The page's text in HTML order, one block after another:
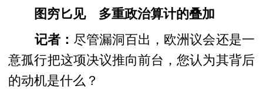
图穷匕见 多重政治算计的叠加
记者： 尽管漏洞百出，欧洲议会还是一
意孤行把这项决议推向前台，您认为其背后
的动机是什么？